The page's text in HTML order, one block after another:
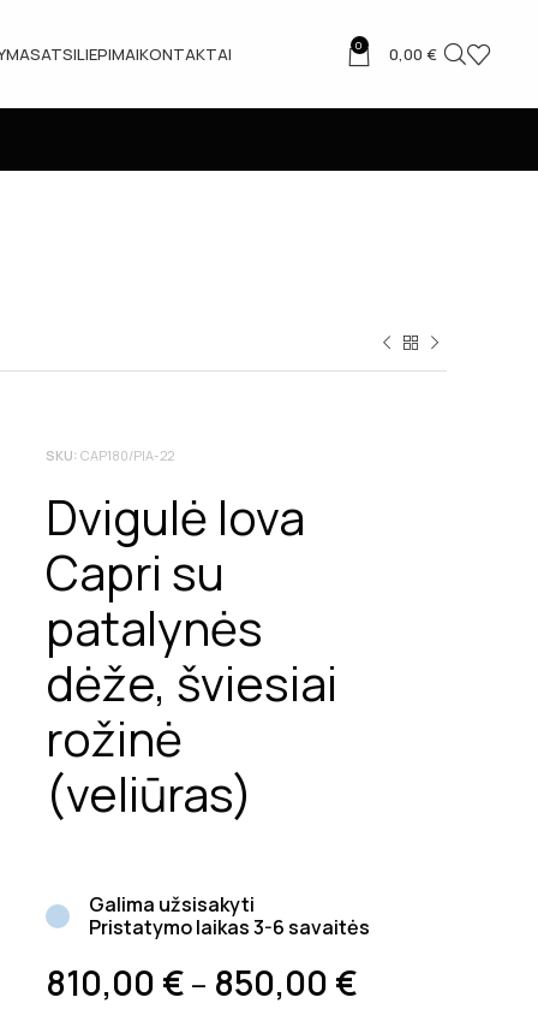
ATSILIEPIMAIKONTAKTAI 0 0,00€
SKU: CAP180/PIA-22
Dvigulė lova
Capri su
patalynės
dėže, šviesiai
rožinė
(veliūras)
Galima užsisakyti
Pristatymo laikas 3-6 savaitės
810,00 € – 850,00 €